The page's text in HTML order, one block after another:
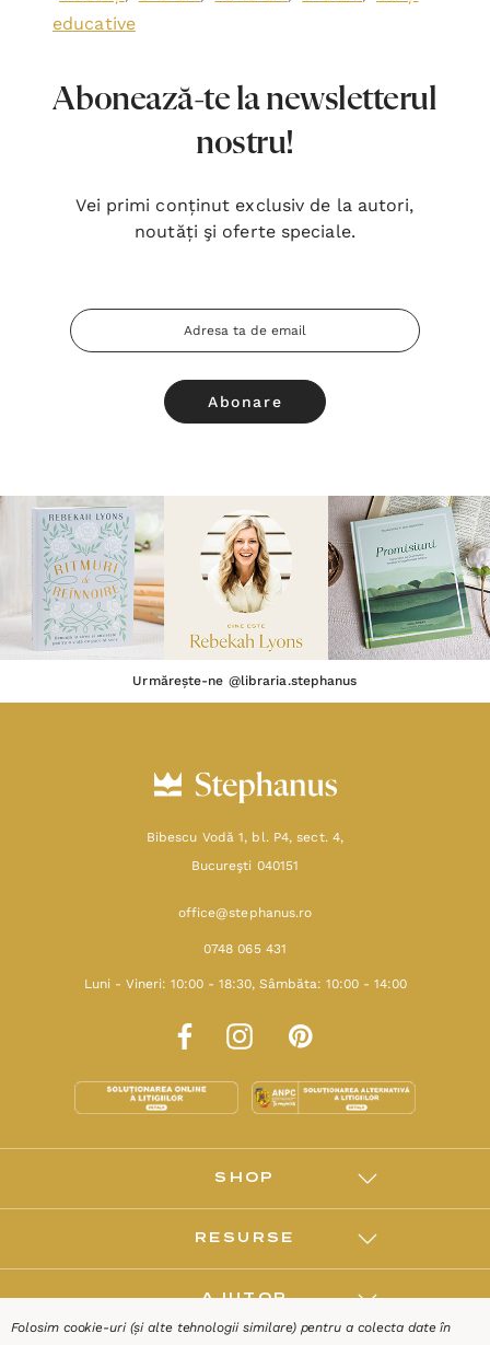
educative
Abonează-te la newsletterul
nostru!
Vei primi conținut exclusiv de la autori,
noutăți şi oferte speciale.
Adresa
Email
Urmărește-ne @libraria.stephanus
Bibescu Vodă 1, bl. P4, sect. 4,
Bucureşti 040151
office@stephanus.ro
0748 065 431
Luni - Vineri: 10:00 - 18:30, Sâmbăta: 10:00 - 14:00
SHOP
RESURSE
AJUTOR
Folosim cookie-uri (și alte tehnologii similare) pentru a colecta date în